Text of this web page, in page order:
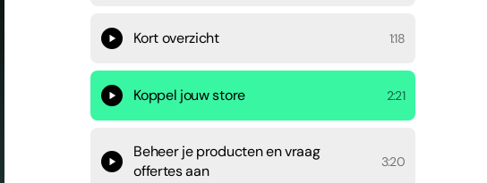
Kort overzicht 1:18
Koppel jouw store 2:21
Beheer je producten en vraag
offertes aan
3:20